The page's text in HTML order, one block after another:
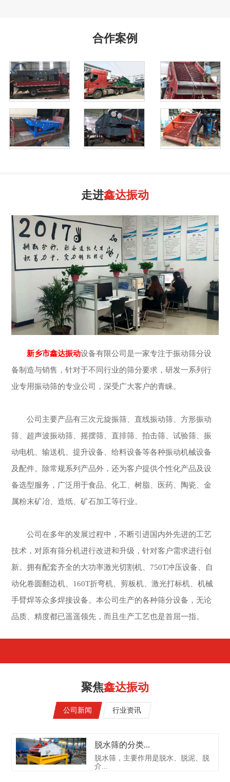
合作案例
走进鑫达振动
新乡市鑫达振动设备有限公司是一家专注于振动筛分设
备制造与销售，针对于不同行业的筛分要求，研发一系列行
业专用振动筛的专业公司，深受广大客户的青睐。
公司主要产品有三次元旋振筛、直线振动筛、方形振动
筛、超声波振动筛、摇摆筛、直排筛、拍击筛、试验筛、振
动电机、输送机、提升设备、给料设备等各种振动机械设备
及配件。除常规系列产品外，还为客户提供个性化产品及设
备选型服务，广泛用于食品、化工、树脂、医药、陶瓷、金
属粉末矿冶、造纸、矿石加工等行业。
公司在多年的发展过程中，不断引进国内外先进的工艺
技术，对原有筛分机进行改进和升级，针对客户需求进行创
新。拥有配套齐全的大功率激光切割机、750T冲压设备、自
动化卷圆翻边机、160T折弯机、剪板机、激光打标机、机械
手臂焊等众多焊接设备。本公司生产的各种筛分设备，无论
品质、精度都已遥遥领先，而且生产工艺也是首屈一指。
聚焦鑫达振动
公司新闻 行业资讯
脱水筛的分类...
脱水筛，主要作用是脱水、脱泥、脱
介...